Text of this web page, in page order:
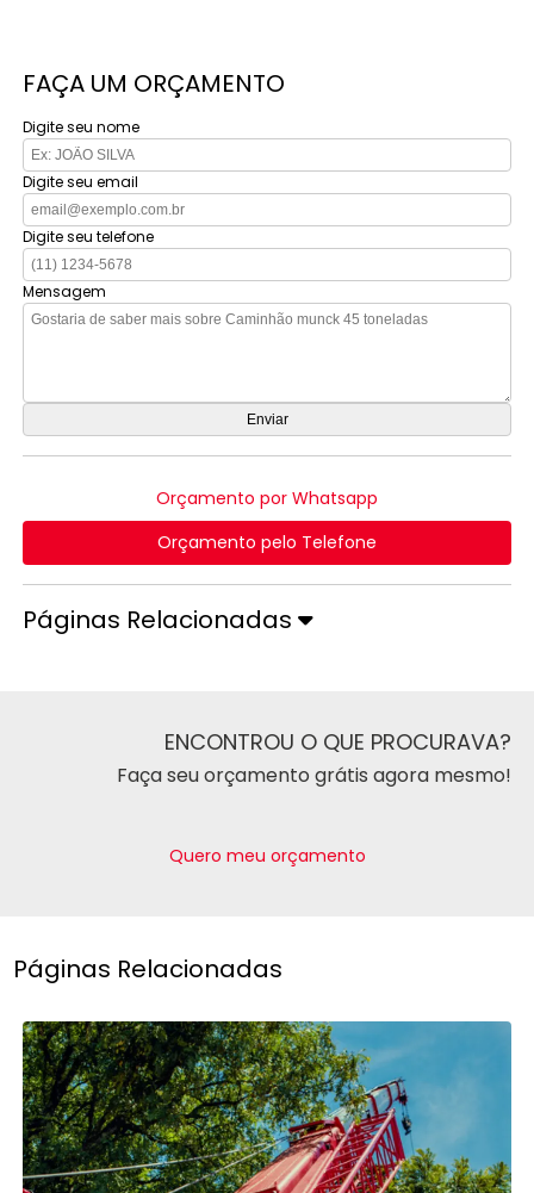
FAÇA UM ORÇAMENTO
Digite seu nome
Digite seu email
Digite seu telefone
Mensagem
Orçamento por Whatsapp
Orçamento pelo Telefone
Páginas Relacionadas
ENCONTROU O QUE PROCURAVA?
Faça seu orçamento grátis agora mesmo!
Quero meu orçamento
Páginas Relacionadas